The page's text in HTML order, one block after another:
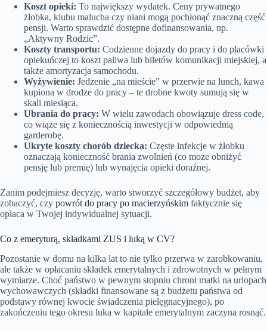
Koszt opieki: To największy wydatek. Ceny prywatnego
żłobka, klubu malucha czy niani mogą pochłonąć znaczną część
pensji. Warto sprawdzić dostępne dofinansowania, np.
„Aktywny Rodzic”.
Koszty transportu: Codzienne dojazdy do pracy i do placówki
opiekuńczej to koszt paliwa lub biletów komunikacji miejskiej, a
także amortyzacja samochodu.
Wyżywienie: Jedzenie „na mieście” w przerwie na lunch, kawa
kupiona w drodze do pracy – te drobne kwoty sumują się w
skali miesiąca.
Ubrania do pracy: W wielu zawodach obowiązuje dress code,
co wiąże się z koniecznością inwestycji w odpowiednią
garderobę.
Ukryte koszty chorób dziecka: Częste infekcje w żłobku
oznaczają konieczność brania zwolnień (co może obniżyć
pensję lub premię) lub wynajęcia opieki doraźnej.
Zanim podejmiesz decyzję, warto stworzyć szczegółowy budżet, aby
zobaczyć, czy powrót do pracy po macierzyńskim faktycznie się
opłaca w Twojej indywidualnej sytuacji.
Co z emeryturą, składkami ZUS i luką w CV?
Pozostanie w domu na kilka lat to nie tylko przerwa w zarobkowaniu,
ale także w opłacaniu składek emerytalnych i zdrowotnych w pełnym
wymiarze. Choć państwo w pewnym stopniu chroni matki na urlopach
wychowawczych (składki finansowane są z budżetu państwa od
podstawy równej kwocie świadczenia pielęgnacyjnego), po
zakończeniu tego okresu luka w kapitale emerytalnym zaczyna rosnąć.